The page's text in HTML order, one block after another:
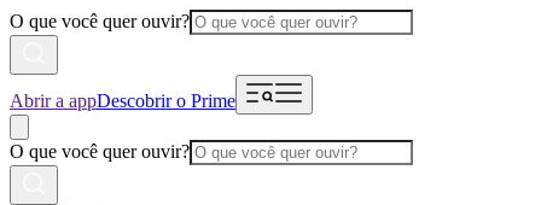
O que você quer ouvir?
Abrir a appDescobrir o Prime
O que você quer ouvir?